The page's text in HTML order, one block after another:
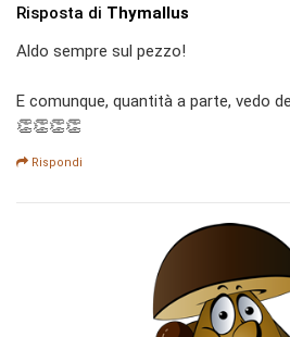
Risposta di Thymallus
Aldo sempre sul pezzo!
E comunque, quantità a parte, vedo
👏👏👏👏
Rispondi